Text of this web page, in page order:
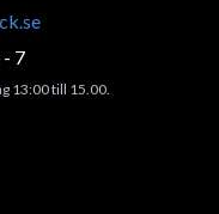
- 7
13:00 till 15.00.